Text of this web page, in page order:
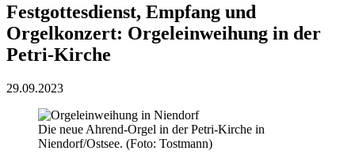
Festgottesdienst, Empfang und
Orgelkonzert: Orgeleinweihung in der
Petri-Kirche
29.09.2023
Die neue Ahrend-Orgel in der Petri-Kirche in
Niendorf/Ostsee. (Foto: Tostmann)